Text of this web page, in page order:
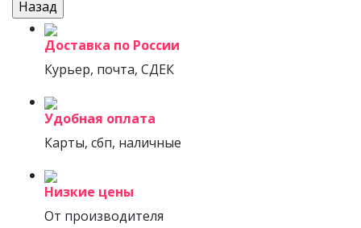
Доставка по России
Курьер, почта, СДЕК
Удобная оплата
Карты, сбп, наличные
Низкие цены
От производителя